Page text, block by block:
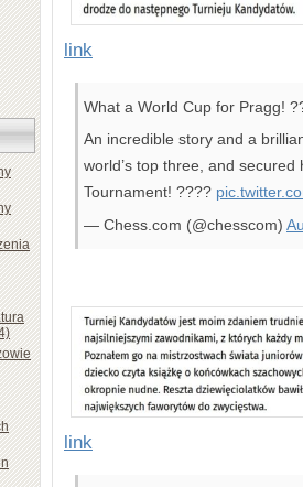
link
What a World Cup for Pragg!
An incredible story and a
world’s top three, and
Tournament! ????
— Chess.com (@chesscom)
link